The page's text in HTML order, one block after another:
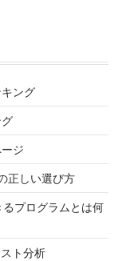
ング
ジ
正しい選び方
プログラムとは何
ト分析